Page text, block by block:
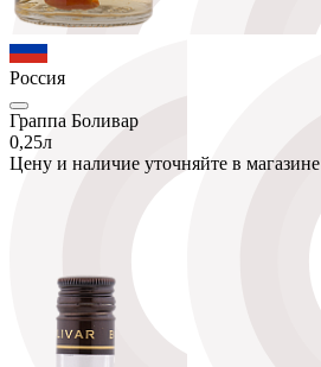
Россия
Граппа Боливар
0,25л
Цену и наличие уточняйте в магазине